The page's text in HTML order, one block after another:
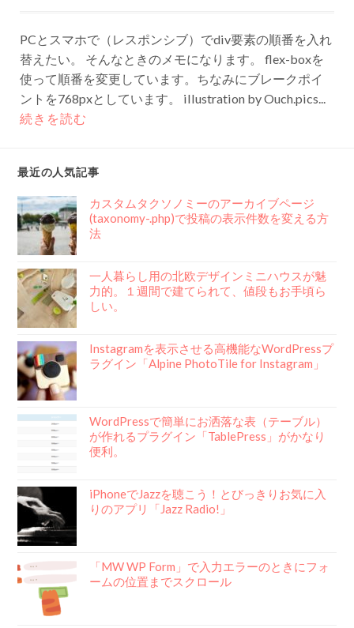
PCとスマホで（レスポンシブ）でdiv要素の順番を入れ
替えたい。 そんなときのメモになります。 flex-boxを
使って順番を変更しています。ちなみにブレークポイ
ントを768pxとしています。 illustration by Ouch.pics...
続きを読む
最近の人気記事
カスタムタクソノミーのアーカイブページ
(taxonomy-.php)で投稿の表示件数を変える方
法
一人暮らし用の北欧デザインミニハウスが魅
力的。１週間で建てられて、値段もお手頃ら
しい。
Instagramを表示させる高機能なWordPressプ
ラグイン「Alpine PhotoTile for Instagram」
WordPressで簡単にお洒落な表（テーブル）
が作れるプラグイン「TablePress」がかなり
便利。
iPhoneでJazzを聴こう！とびっきりお気に入
りのアプリ「Jazz Radio!」
「MW WP Form」で入力エラーのときにフォ
ームの位置までスクロール